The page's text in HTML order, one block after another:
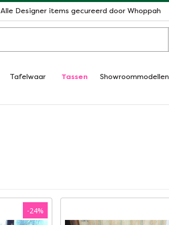
Alle Designer items gecureerd door Whoppah
Tafelwaar Tassen Showroommodellen
-24%